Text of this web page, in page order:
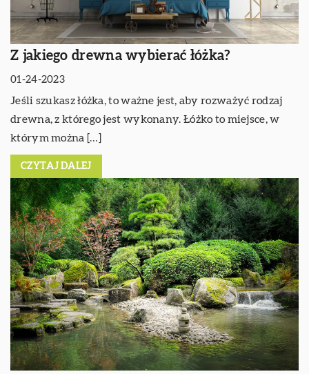
Z jakiego drewna wybierać łóżka?
01-24-2023
Jeśli szukasz łóżka, to ważne jest, aby rozważyć rodzaj
drewna, z którego jest wykonany. Łóżko to miejsce, w
którym można […]
CZYTAJ DALEJ